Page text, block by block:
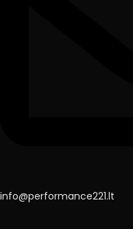
info@performance221.lt